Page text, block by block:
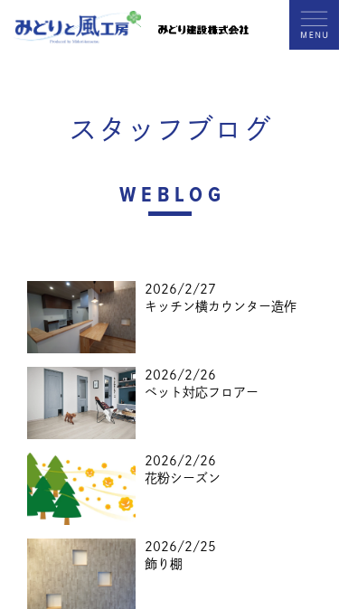
スタッフブログ
WEBLOG
2026/2/27
キッチン横カウンター造作
2026/2/26
ペット対応フロアー
2026/2/26
花粉シーズン
2026/2/25
飾り棚